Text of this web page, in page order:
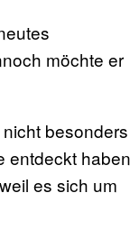
möchte er
besonders
entdeckt
es sich um